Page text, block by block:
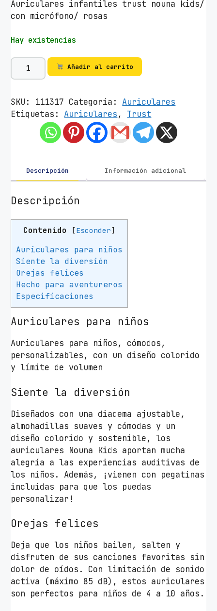
Auriculares infantiles trust nouna kids/
con micrófono/ rosas
Hay existencias
A
u
i
c
s
I
f
s
T
u
s
t
o
n
a
K
i
d
s
/
c
n
i
c
r
ó
f
Añadir al carrito
SKU: 111317 Categoría: Auriculares
Etiquetas: Auriculares, Trust
Descripción Información adicional
Descripción
Contenido [Esconder]
Auriculares para niños
Siente la diversión
Orejas felices
Hecho para aventureros
Especificaciones
Auriculares para niños
Auriculares para niños, cómodos,
personalizables, con un diseño colorido
y límite de volumen
Siente la diversión
Diseñados con una diadema ajustable,
almohadillas suaves y cómodas y un
diseño colorido y sostenible, los
auriculares Nouna Kids aportan mucha
alegría a las experiencias auditivas de
los niños. Además, ¡vienen con pegatinas
incluidas para que los puedas
personalizar!
Orejas felices
Deja que los niños bailen, salten y
disfruten de sus canciones favoritas sin
dolor de oídos. Con limitación de sonido
activa (máximo 85 dB), estos auriculares
son perfectos para niños de 4 a 10 años.